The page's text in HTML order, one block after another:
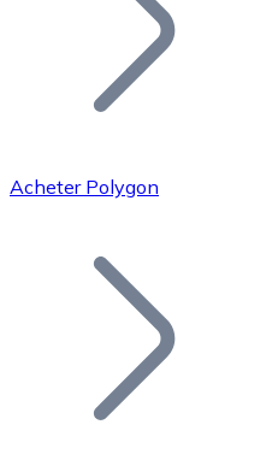
Bitcoin
Acheter Polygon